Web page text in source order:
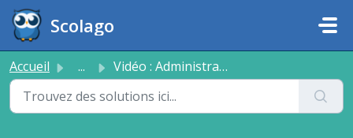
Passer au contenu principal
Scolago
Accueil ... Vidéo : Administrateur du module Développement profession...